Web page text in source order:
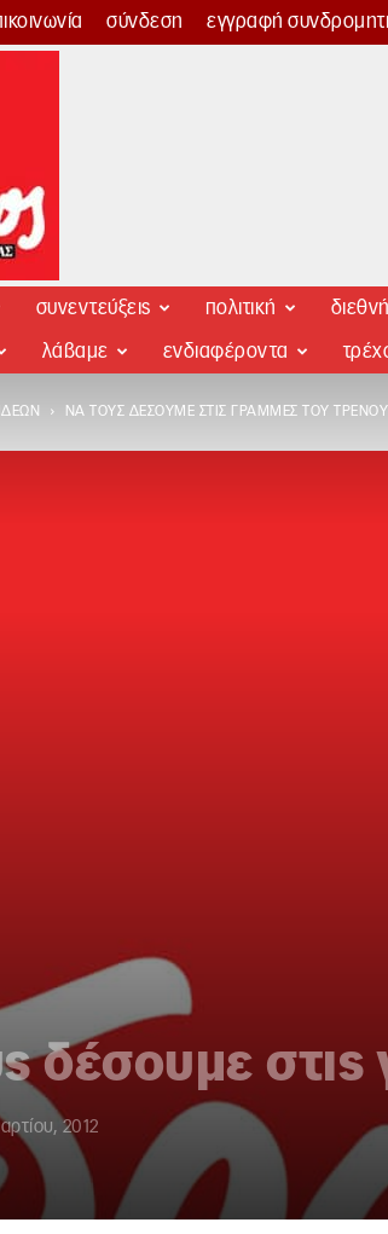
σύνδεση εγγραφή
συνεντεύξεις πολιτική διεθνή
λάβαμε ενδιαφέροντα
ΝΑ ΤΟΥΣ ΔΈΣΟΥΜΕ ΣΤΙΣ ΓΡΑΜΜΈΣ ΤΟΥ
δέσουμε
2012